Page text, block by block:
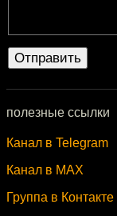
полезные ссылки
Канал в Telegram
Канал в MAX
Группа в Контакте